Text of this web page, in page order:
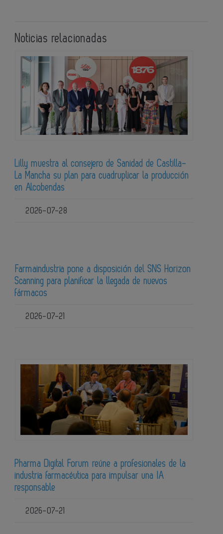
Noticias relacionadas
Lilly muestra al consejero de Sanidad de Castilla-
La Mancha su plan para cuadruplicar la producción
en Alcobendas
2026-07-28
Farmaindustria pone a disposición del SNS Horizon
Scanning para planificar la llegada de nuevos
fármacos
2026-07-21
Pharma Digital Forum reúne a profesionales de la
industria farmacéutica para impulsar una IA
responsable
2026-07-21